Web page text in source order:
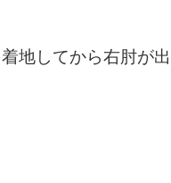
地してから右肘が出